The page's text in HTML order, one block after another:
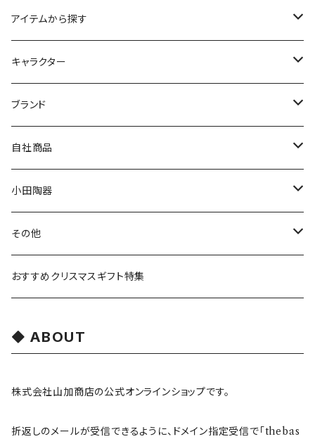
アイテムから探す
九谷焼
マグ＆カップ
プレート
ボウル
ガラスウェア
カトラリー
キャラクター
ムーミン
80th記念アイテム
リトルミイの日記念アイテム
MOOMIN ANIMATION
スヌーピー
ピーターラビット
ポケットモンスター
ブランド
LA AMYS(エミーズ)
LISA LARSON(リサラーソン)
LAURA ASHLEY(ローラ アシュレイ)
Finlayson(フィンレイソン)
自社商品
ねこ企画
Cecera(セセラ)
CELEC(セレック)
小田陶器
さざなみ
吉祥
その他
リサイクル食器
おすすめクリスマスギフト特集
ABOUT
株式会社山加商店の公式オンラインショップです。
折返しのメールが受信できるように、ドメイン指定受信で「thebas